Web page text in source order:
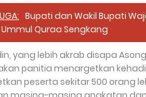
Bupati dan Wakil Bupati
Quraa Sengkang
yang lebih akrab disapa
panitia menargetkan
peserta sekitar 500 orang